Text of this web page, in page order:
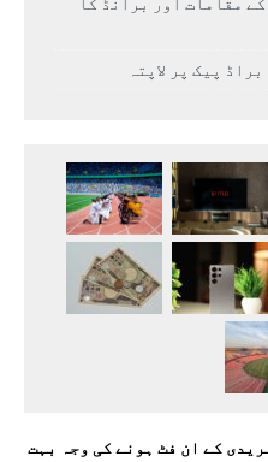
کے ان فٹ ہونے کی وجہ بہت